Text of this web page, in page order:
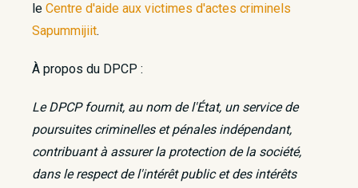
le Centre d'aide aux victimes d'actes criminels
Sapummijiit.
À propos du DPCP :
Le DPCP fournit, au nom de l'État, un service de
poursuites criminelles et pénales indépendant,
contribuant à assurer la protection de la société,
dans le respect de l'intérêt public et des intérêts